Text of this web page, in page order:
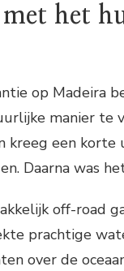
het
op Madeira
manier te
kreeg een
Daarna was
off-road
prachtige
over de